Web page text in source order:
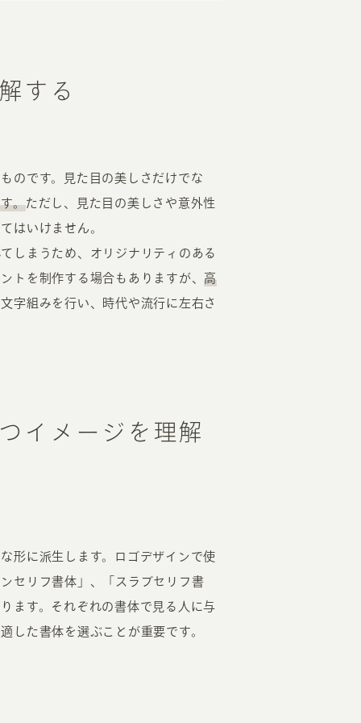
する
のです。見た目の美しさだけでな
。ただし、見た目の美しさや意外性
はいけません。
しまうため、オリジナリティのある
トを制作する場合もありますが、高
字組みを行い、時代や流行に左右さ
イメージを理解
形に派生します。ロゴデザインで使
セリフ書体」、「スラブセリフ書
ます。それぞれの書体で見る人に与
した書体を選ぶことが重要です。